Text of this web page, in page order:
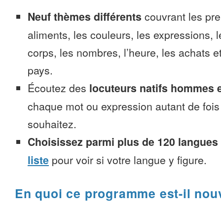
Neuf thèmes différents couvrant les
aliments, les couleurs, les expressions,
corps, les nombres, l’heure, les achats
pays.
Écoutez des locuteurs natifs hommes
chaque mot ou expression autant de
souhaitez.
Choisissez parmi plus de 120 langues
liste pour voir si votre langue y figure.
En quoi ce programme est-il